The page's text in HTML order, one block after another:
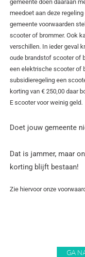
gemeente doen daaraan
meedoet aan deze
gemeente voorwaarden
scooter of brommer. Ook
verschillen. In ieder geval
oude brandstof scooter of
een elektrische scooter of
subsidieregeling een
korting van € 250,00 daar
E scooter voor weinig geld.
Doet jouw gemeente
Dat is jammer, maar
korting blijft bestaan!
Zie hiervoor onze
GA